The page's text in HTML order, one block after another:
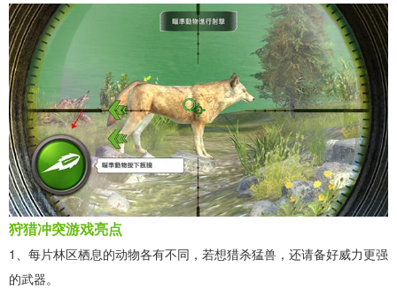
狩猎冲突游戏亮点
1、每片林区栖息的动物各有不同，若想猎杀猛兽，还请备好威力更强
的武器。